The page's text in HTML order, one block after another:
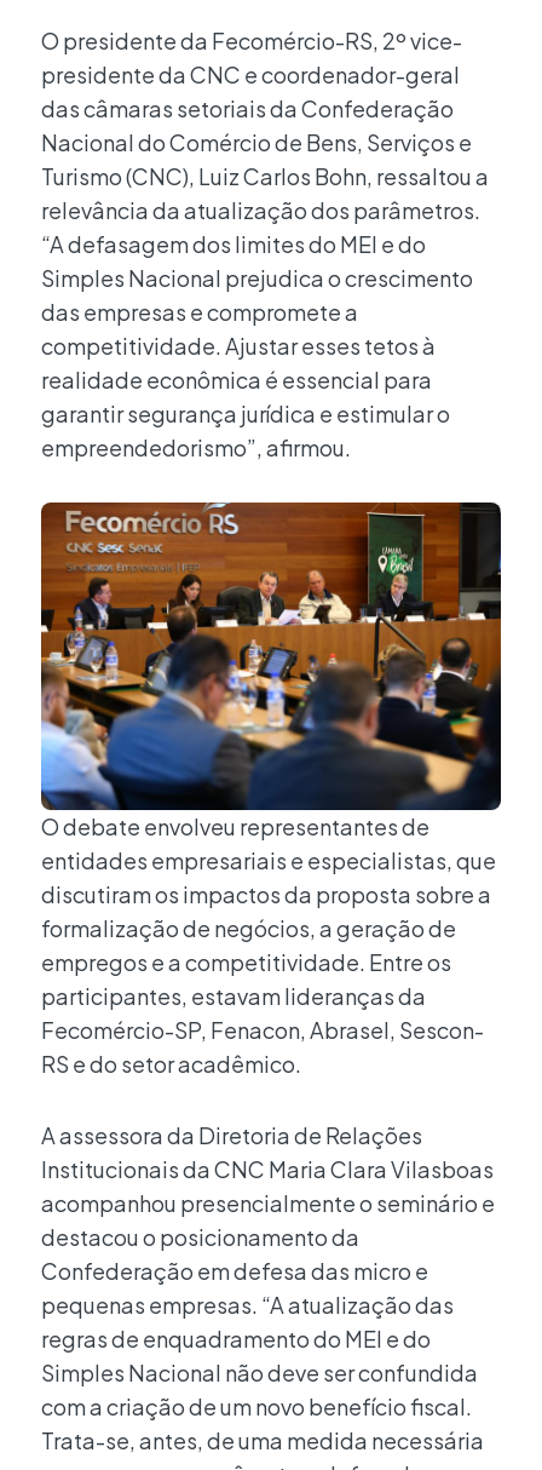
O presidente da Fecomércio-RS, 2º vice-
presidente da CNC e coordenador-geral
das câmaras setoriais da Confederação
Nacional do Comércio de Bens, Serviços e
Turismo (CNC), Luiz Carlos Bohn, ressaltou a
relevância da atualização dos parâmetros.
“A defasagem dos limites do MEI e do
Simples Nacional prejudica o crescimento
das empresas e compromete a
competitividade. Ajustar esses tetos à
realidade econômica é essencial para
garantir segurança jurídica e estimular o
empreendedorismo”, afirmou.
O debate envolveu representantes de
entidades empresariais e especialistas, que
discutiram os impactos da proposta sobre a
formalização de negócios, a geração de
empregos e a competitividade. Entre os
participantes, estavam lideranças da
Fecomércio-SP, Fenacon, Abrasel, Sescon-
RS e do setor acadêmico.
A assessora da Diretoria de Relações
Institucionais da CNC Maria Clara Vilasboas
acompanhou presencialmente o seminário e
destacou o posicionamento da
Confederação em defesa das micro e
pequenas empresas. “A atualização das
regras de enquadramento do MEI e do
Simples Nacional não deve ser confundida
com a criação de um novo benefício fiscal.
Trata-se, antes, de uma medida necessária